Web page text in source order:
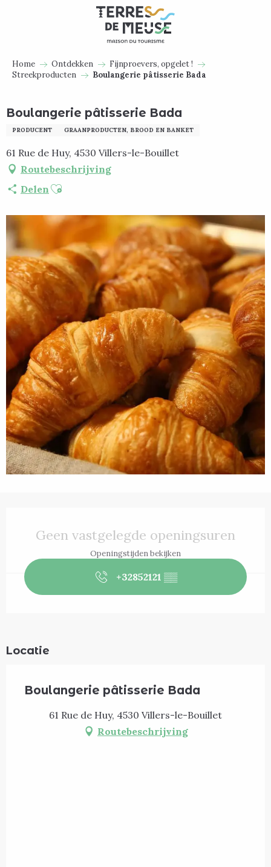
Home Ontdekken
Fijnproevers, opgelet !
Streekproducten
Boulangerie pâtisserie Bada
Boulangerie pâtisserie Bada
PRODUCENT GRAANPRODUCTEN, BROOD EN BANKET
61 Rue de Huy, 4530 Villers-le-Bouillet
Routebeschrijving
Delen Ajouter aux favoris
Geen vastgelegde openingsuren
Openingstijden bekijken
+32852121 ▒▒
Locatie
Boulangerie pâtisserie Bada
61 Rue de Huy, 4530 Villers-le-Bouillet
Routebeschrijving